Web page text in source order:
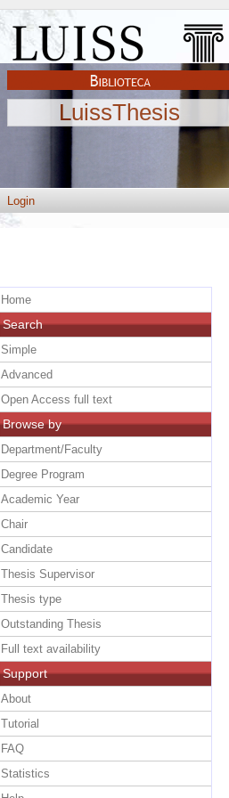
LuissThesis
Login
Home
Search
Simple
Advanced
Open Access full text
Browse by
Department/Faculty
Degree Program
Academic Year
Chair
Candidate
Thesis Supervisor
Thesis type
Outstanding Thesis
Full text availability
Support
About
Tutorial
FAQ
Statistics